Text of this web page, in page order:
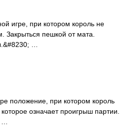
игре, при котором король не
Закрыться пешкой от мата.
…
положение, при котором король
означает проигрыш партии.